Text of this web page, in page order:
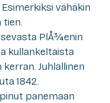
vähäkin
tien.
PlÅ¾enin
kullankeltaista
Juhlallinen
1842.
panemaan